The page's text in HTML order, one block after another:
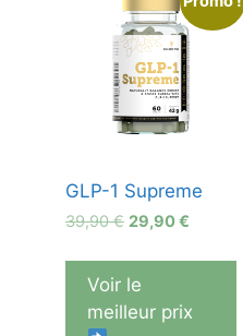
GLP-1 Supreme
39,90€ Le
initial
était :
39,90 €.
29,90€
actuel
29,90 €.
Voir le
meilleur prix